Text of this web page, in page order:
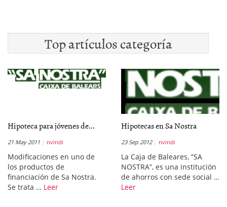
Top artículos categoría
Hipoteca para jóvenes de...
21 May 2011 nvindi
Modificaciones en uno de
los productos de
financiación de Sa Nostra.
Se trata … Leer
Hipotecas en Sa Nostra
23 Sep 2012 nvindi
La Caja de Baleares, “SA
NOSTRA”, es una institución
de ahorros con sede social …
Leer